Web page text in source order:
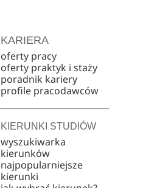
KARIERA
oferty pracy
oferty praktyk i staży
poradnik kariery
profile pracodawców
KIERUNKI STUDIÓW
wyszukiwarka
kierunków
najpopularniejsze
kierunki